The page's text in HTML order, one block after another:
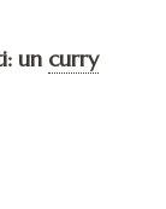
un curry